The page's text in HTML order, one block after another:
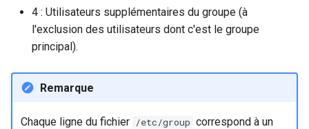
4 : Utilisateurs supplémentaires du groupe (à
l'exclusion des utilisateurs dont c'est le groupe
principal).
Remarque
Chaque ligne du fichier /etc/group correspond à un